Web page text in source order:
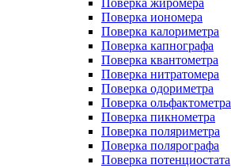
Поверка жиромера
Поверка иономера
Поверка калориметра
Поверка капнографа
Поверка квантометра
Поверка нитратомера
Поверка одориметра
Поверка ольфактометра
Поверка пикнометра
Поверка поляриметра
Поверка полярографа
Поверка потенциостата